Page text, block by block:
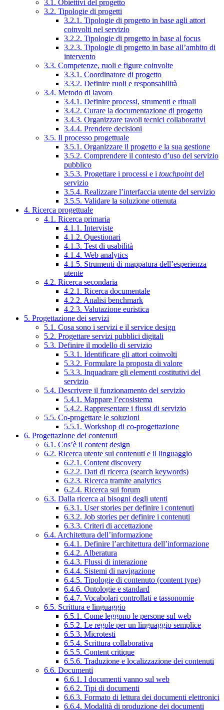
3.1. Obiettivi del progetto
3.2. Tipologie di progetti
3.2.1. Tipologie di progetto in base agli attori
coinvolti nel servizio
3.2.2. Tipologie di progetto in base al focus
3.2.3. Tipologie di progetto in base all’ambito di
intervento
3.3. Competenze, ruoli e figure coinvolte
3.3.1. Coordinatore di progetto
3.3.2. Definire ruoli e responsabilità
3.4. Metodo di lavoro
3.4.1. Definire processi, strumenti e rituali
3.4.2. Curare la documentazione di progetto
3.4.3. Organizzare tavoli tecnici collaborativi
3.4.4. Prendere decisioni
3.5. Il processo progettuale
3.5.1. Organizzare il progetto e la sua gestione
3.5.2. Comprendere il contesto d’uso del servizio
pubblico
3.5.3. Progettare i processi e i touchpointdel
servizio
3.5.4. Realizzare l’interfaccia utente del servizio
3.5.5. Validare la soluzione ottenuta
4. Ricerca progettuale
4.1. Ricerca primaria
4.1.1. Interviste
4.1.2. Questionari
4.1.3. Test di usabilità
4.1.4. Web analytics
4.1.5. Strumenti di mappatura dell’esperienza
utente
4.2. Ricerca secondaria
4.2.1. Ricerca documentale
4.2.2. Analisi benchmark
4.2.3. Valutazione euristica
5. Progettazione dei servizi
5.1. Cosa sono i servizi e il service design
5.2. Progettare servizi pubblici digitali
5.3. Definire il modello di servizio
5.3.1. Identificare gli attori coinvolti
5.3.2. Formulare la proposta di valore
5.3.3. Inquadrare gli elementi costitutivi del
servizio
5.4. Descrivere il funzionamento del servizio
5.4.1. Mappare l’ecosistema
5.4.2. Rappresentare i flussi di servizio
5.5. Co-progettare le soluzioni
5.5.1. Workshop di co-progettazione
6. Progettazione dei contenuti
6.1. Cos’è il content design
6.2. Ricerca utente sui contenuti e il linguaggio
6.2.1. Content discovery
6.2.2. Dati di ricerca (search keywords)
6.2.3. Ricerca tramite analytics
6.2.4. Ricerca sui forum
6.3. Dalla ricerca ai bisogni degli utenti
6.3.1. User stories per definire i contenuti
6.3.2. Job stories per definire i contenuti
6.3.3. Criteri di accettazione
6.4. Architettura dell’informazione
6.4.1. Definire l’architettura dell’informazione
6.4.2. Alberatura
6.4.3. Flussi di interazione
6.4.4. Sistemi di navigazione
6.4.5. Tipologie di contenuto (content type)
6.4.6. Ontologie e standard
6.4.7. Vocabolari controllati e tassonomie
6.5. Scrittura e linguaggio
6.5.1. Come leggono le persone sul web
6.5.2. Le regole per un linguaggio semplice
6.5.3. Microtesti
6.5.4. Scrittura collaborativa
6.5.5. Content critique
6.5.6. Traduzione e localizzazione dei contenuti
6.6. Documenti
6.6.1. I documenti vanno sul web
6.6.2. Tipi di documenti
6.6.3. Formato di lettura dei documenti elettronici
6.6.4. Modalità di produzione dei documenti